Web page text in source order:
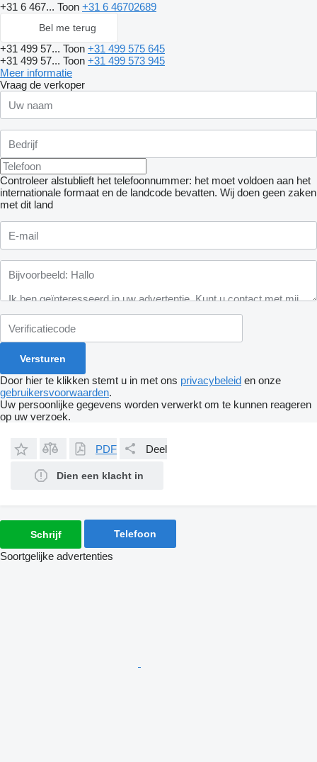
+31 6 467... Toon +31 6 46702689
Bel me terug
+31 499 57... Toon +31 499 575 645
+31 499 57... Toon +31 499 573 945
Meer informatie
Vraag de verkoper
Controleer alstublieft het telefoonnummer: het moet voldoen aan het
internationale formaat en de landcode bevatten. Wij doen geen zaken
met dit land
Door hier te klikken stemt u in met ons privacybeleid en onze
gebruikersvoorwaarden.
Uw persoonlijke gegevens worden verwerkt om te kunnen reageren
op uw verzoek.
PDF Deel
Dien een klacht in
Schrijf Telefoon
Soortgelijke advertenties